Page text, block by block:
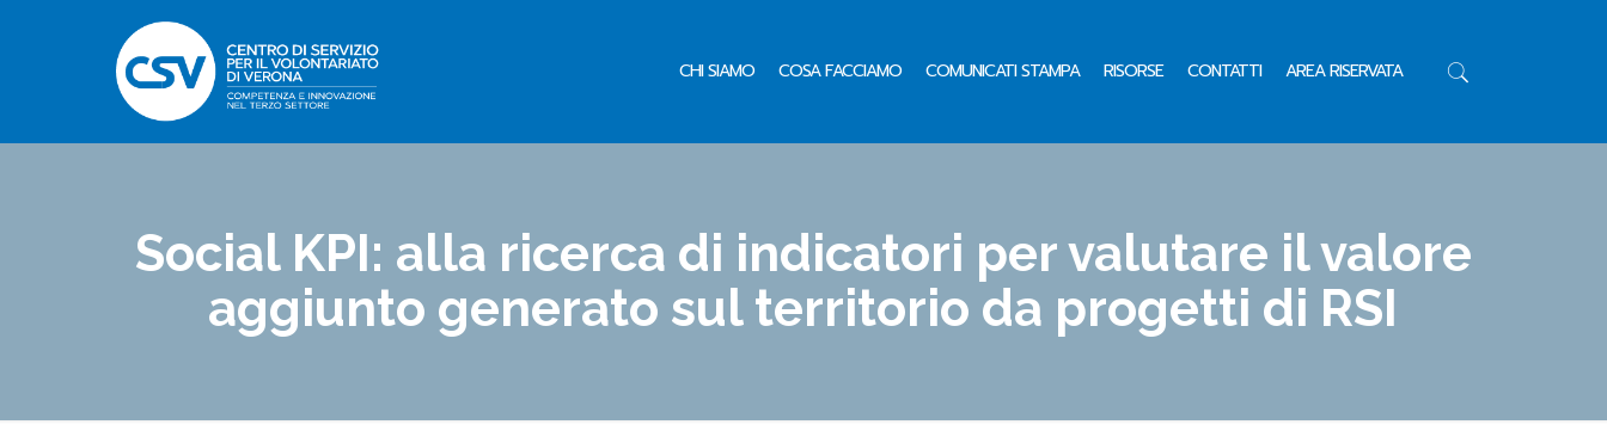
CHI SIAMO COSA FACCIAMO COMUNICATI STAMPA RISORSE CONTATTI AREA RISERVATA
Social KPI: alla ricerca di indicatori per valutare il valore
aggiunto generato sul territorio da progetti di RSI